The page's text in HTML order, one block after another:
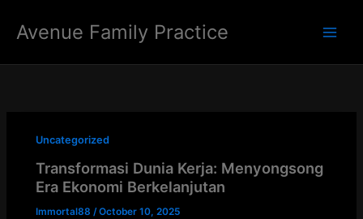
Avenue Family Practice
Uncategorized
Transformasi Dunia Kerja: Menyongsong
Era Ekonomi Berkelanjutan
Immortal88/October 10, 2025